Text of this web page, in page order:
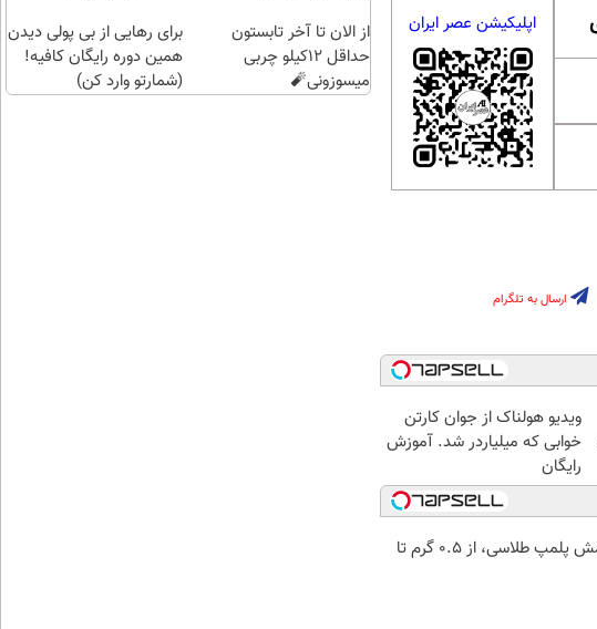
اپلیکیشن عصر ایران
ارسال به تلگرام
ویدیو هولناک از جوان کارتن
خوابی که میلیاردر شد. آموزش
رایگان
خرید شمش پلمپ طلاسی، از ۰.۵ گرم تا
چند
کلیک)
از الان تا آخر تابستون
حداقل 12کیلو چربی
میسوزونی🧨
برای رهایی از بی پولی دیدن
همین دوره رایگان کافیه!
(شمارتو وارد کن)